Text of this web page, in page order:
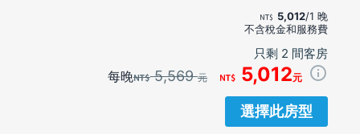
5,012/1 晚
不含稅金和服務費
只剩 2 間客房
每晚 5,569元 5,012元
選擇此房型